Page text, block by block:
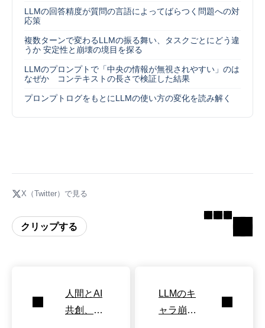
LLMの回答精度が質問の言語によってばらつく問題への対
応策
複数ターンで変わるLLMの振る舞い、タスクごとにどう違
うか 安定性と崩壊の境目を探る
LLMのプロンプトで「中央の情報が無視されやすい」のは
なぜか コンテキストの長さで検証した結果
プロンプトログをもとにLLMの使い方の変化を読み解く
X（Twitter）で見る
クリップする
人間とAI
共創、感
LLMのキ
ャラ崩